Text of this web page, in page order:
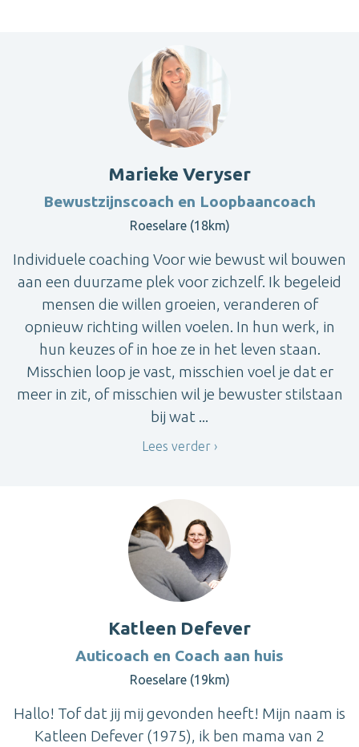
Marieke Veryser
Bewustzijnscoach en Loopbaancoach
Roeselare (18km)
Individuele coaching Voor wie bewust wil bouwen
aan een duurzame plek voor zichzelf. Ik begeleid
mensen die willen groeien, veranderen of
opnieuw richting willen voelen. In hun werk, in
hun keuzes of in hoe ze in het leven staan.
Misschien loop je vast, misschien voel je dat er
meer in zit, of misschien wil je bewuster stilstaan
bij wat ...
Lees verder
Katleen Defever
Auticoach en Coach aan huis
Roeselare (19km)
Hallo! Tof dat jij mij gevonden heeft! Mijn naam is
Katleen Defever (1975), ik ben mama van 2